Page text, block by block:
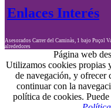
Enlaces Interés
Asesorados Carrer del Caminàs, 1 bajo Puçol
alrededores
Página web
Utilizamos cookies propias
de navegación, y ofrecer
continuar con la
política de cookies.